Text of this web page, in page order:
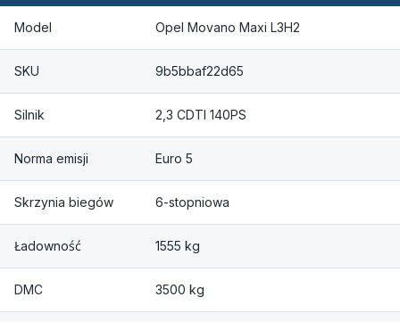
Model Opel Movano Maxi L3H2
SKU 9b5bbaf22d65
Silnik 2,3 CDTI 140PS
Norma emisji Euro 5
Skrzynia biegów 6-stopniowa
Ładowność 1555 kg
DMC 3500 kg